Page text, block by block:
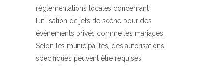
réglementations locales concernant
l’utilisation de jets de scène pour des
événements privés comme les mariages.
Selon les municipalités, des autorisations
spécifiques peuvent être requises.